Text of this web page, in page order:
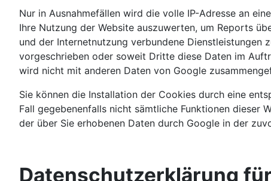
Nur in Ausnahmefällen wird die volle IP-Adresse an
Ihre Nutzung der Website auszuwerten, um Reports
und der Internetnutzung verbundene
vorgeschrieben oder soweit Dritte diese Daten im
wird nicht mit anderen Daten von Google
Sie können die Installation der Cookies durch eine
Fall gegebenenfalls nicht sämtliche Funktionen dieser
der über Sie erhobenen Daten durch Google in der
Datenschutzerklärung